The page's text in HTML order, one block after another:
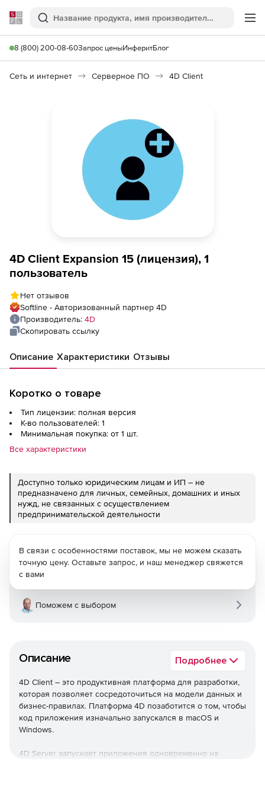
Softline
Поиск
8 (800) 200-08-60Запрос ценыИнферитБлог
Сеть и интернет Серверное ПО 4D Client
4D Client Expansion 15 (лицензия), 1
пользователь
Нет отзывов
Softline - Авторизованный партнер 4D
Производитель: 4D
Скопировать ссылку
Описание Характеристики Отзывы
Коротко о товаре
Тип лицензии: полная версия
К-во пользователей: 1
Минимальная покупка: от 1 шт.
Все характеристики
Доступно только юридическим лицам и ИП – не
предназначено для личных, семейных, домашних и иных
нужд, не связанных с осуществлением
предпринимательской деятельности
Описание Подробнее
4D Client – это продуктивная платформа для разработки,
которая позволяет сосредоточиться на модели данных и
бизнес-правилах. Платформа 4D позаботится о том, чтобы
код приложения изначально запускался в macOS и
Windows.
4D Server запускает приложения одновременно на
В связи с особенностями поставок, мы не можем сказать
точную цену. Оставьте запрос, и наш менеджер свяжется
с вами
Поможем с выбором